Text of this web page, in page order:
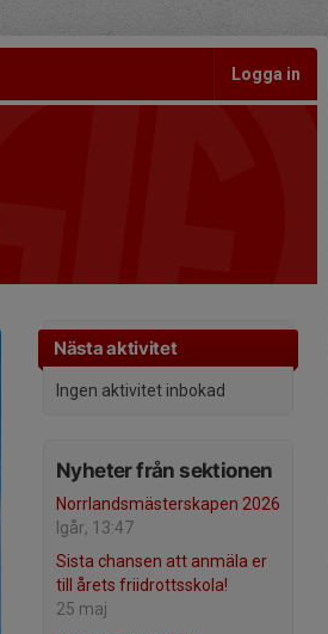
Logga in
Nästa aktivitet
Ingen aktivitet inbokad
Nyheter från sektionen
Norrlandsmästerskapen 2026
Igår, 13:47
Sista chansen att anmäla er
till årets friidrottsskola!
25 maj